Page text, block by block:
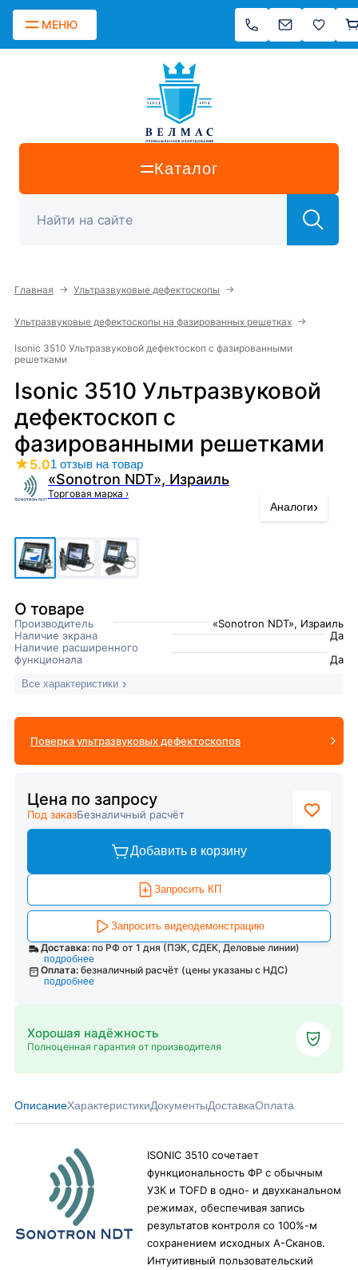
МЕНЮ
Каталог
Главная → Ультразвуковые дефектоскопы →
Ультразвуковые дефектоскопы на фазированных решетках →
Isonic 3510 Ультразвуковой дефектоскоп с фазированными
решетками
Isonic 3510 Ультразвуковой
дефектоскоп с
фазированными решетками
★5.01 отзыв на товар
«Sonotron NDT», Израиль
Торговая марка ›
Аналоги›
О товаре
Производитель
«Sonotron NDT», Израиль
Наличие экрана
Да
Наличие расширенного
функционала
Да
Все характеристики
Поверка ультразвуковых дефектоскопов
Цена по запросу
Под заказБезналичный расчёт
Добавить в корзину
Запросить КП
Запросить видеодемонстрацию
Доставка: по РФ от 1 дня (ПЭК, СДЕК, Деловые линии)
подробнее
Оплата: безналичный расчёт (цены указаны с НДС)
подробнее
Хорошая надёжность
Полноценная гарантия от производителя
ОписаниеХарактеристикиДокументыДоставкаОплата
ISONIC 3510 сочетает
функциональность ФР с обычным
УЗК и TOFD в одно- и двухканальном
режимах, обеспечивая запись
результатов контроля со 100%-м
сохранением исходных А-Сканов.
Интуитивный пользовательский